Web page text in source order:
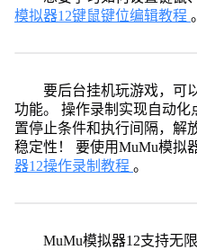
模拟器12键鼠键位编辑教程 。
要后台挂机玩游戏，可
功能。 操作录制实现自动
置停止条件和执行间隔，解
稳定性！ 要使用MuMu模拟
器12操作录制教程 。
MuMu模拟器12支持无